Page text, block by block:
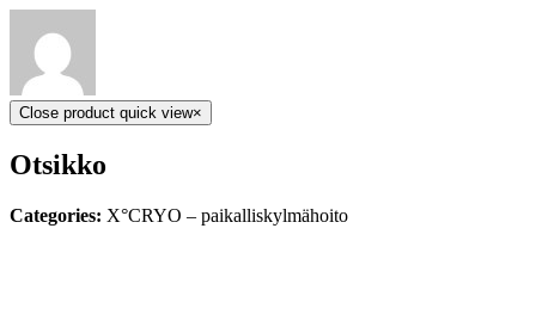
Close product quick view×
Otsikko
Categories: X°CRYO – paikalliskylmähoito